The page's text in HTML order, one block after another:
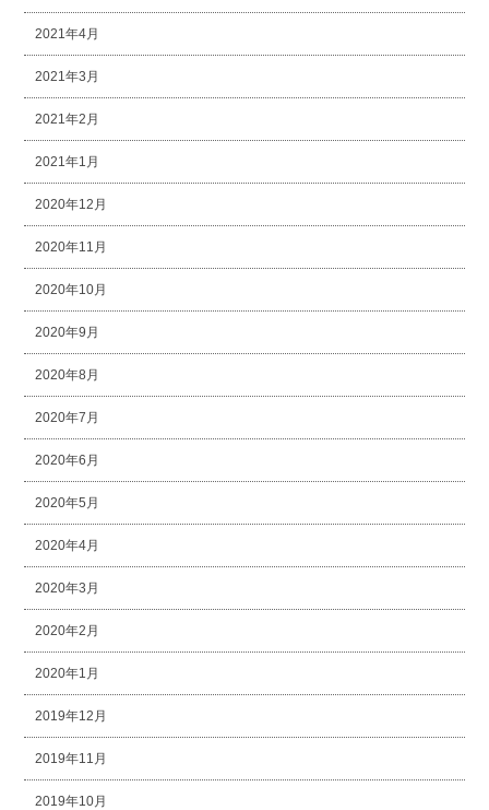
2021年4月
2021年3月
2021年2月
2021年1月
2020年12月
2020年11月
2020年10月
2020年9月
2020年8月
2020年7月
2020年6月
2020年5月
2020年4月
2020年3月
2020年2月
2020年1月
2019年12月
2019年11月
2019年10月